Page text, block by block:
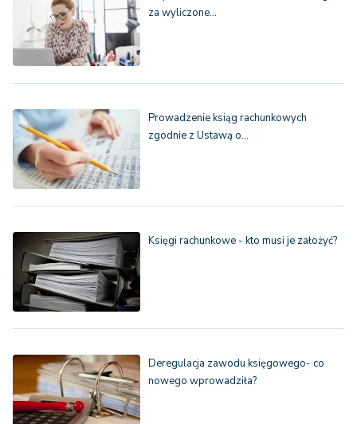
za wyliczone…
Prowadzenie ksiąg rachunkowych
zgodnie z Ustawą o…
Księgi rachunkowe - kto musi je założyć?
Deregulacja zawodu księgowego- co
nowego wprowadziła?